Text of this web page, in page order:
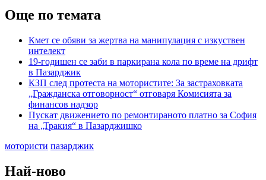
Още по темата
Кмет се обяви за жертва на манипулация с изкуствен
интелект
19-годишен се заби в паркирана кола по време на дрифт
в Пазарджик
КЗП след протеста на мотористите: За застраховката
„Гражданска отговорност“ отговаря Комисията за
финансов надзор
Пускат движението по ремонтираното платно за София
на „Тракия“ в Пазарджишко
мотористи пазарджик
Най-ново